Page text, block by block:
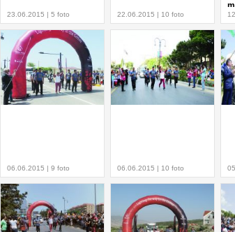
23.06.2015 | 5 foto 22.06.2015 | 10 foto
06.06.2015 | 9 foto 06.06.2015 | 10 foto